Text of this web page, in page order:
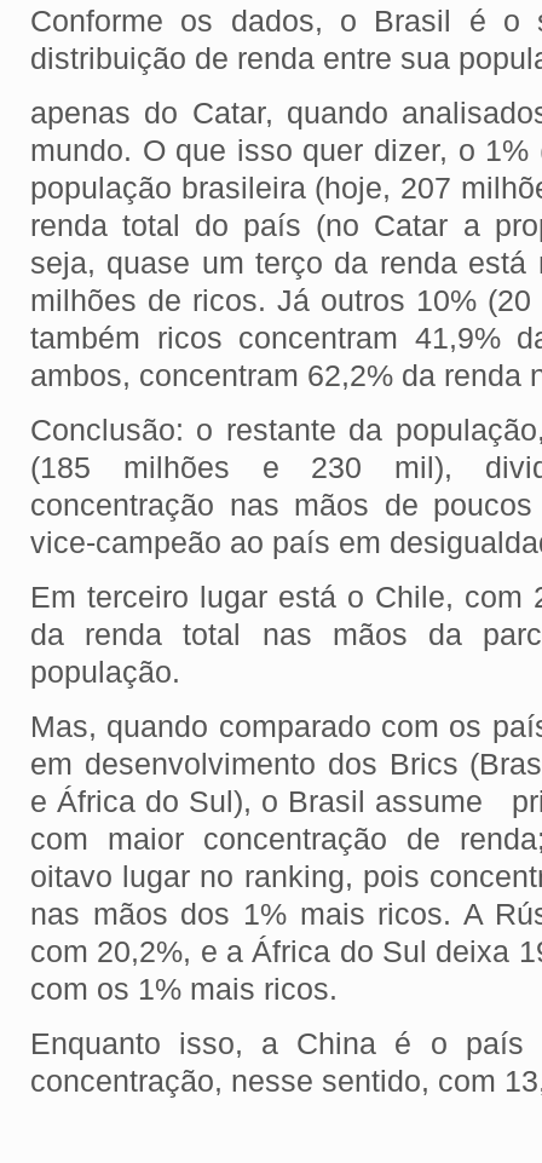
Conforme os dados, o Brasil é o
distribuição de renda entre sua
apenas do Catar, quando
mundo. O que isso quer dizer, o
população brasileira (hoje, 207
renda total do país (no Catar a
seja, quase um terço da renda
milhões de ricos. Já outros 10%
também ricos concentram 41,9%
ambos, concentram 62,2% da renda
Conclusão: o restante da
(185 milhões e 230 mil),
concentração nas mãos de
vice-campeão ao país em
Em terceiro lugar está o Chile, com
da renda total nas mãos da
população.
Mas, quando comparado com os
em desenvolvimento dos Brics
e África do Sul), o Brasil assume
com maior concentração de
oitavo lugar no ranking, pois
nas mãos dos 1% mais ricos. A
com 20,2%, e a África do Sul deixa
com os 1% mais ricos.
Enquanto isso, a China é o país
concentração, nesse sentido, com